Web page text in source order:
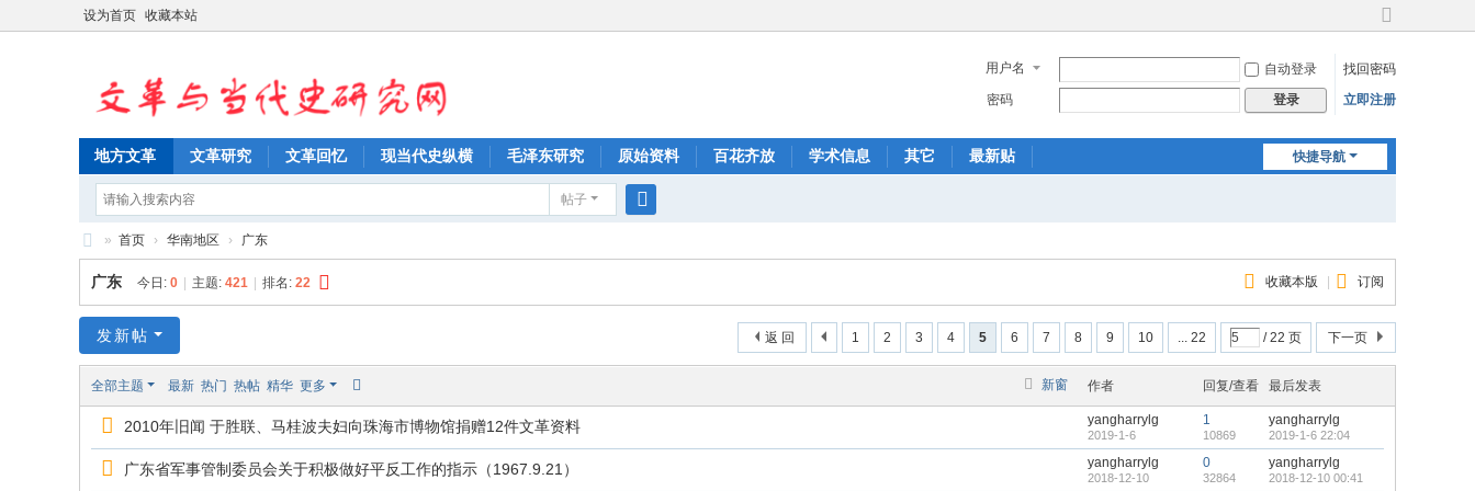
设为首页 收藏本站
切
到
宽
用户名 自动登录
找回密码
密码
登录 立即注册
快捷导航
地方文革 文革研究 文革回忆 现当代史纵横 毛泽东研究 原始资料 百花齐放 学术信息 其它 最新贴
帖子
索
文
革
当
» 首页 › 华南地区 › 广东
收藏本版 订阅
广东 今日: 0 主题: 421 排名: 22
1 2 3 4 5 6 7 8 9 10 ... 22 / 22 页 下一页
返 回
发新帖
新窗
全部主题 最新 热门 热帖 精华 更多 作者 回复/查看 最后发表
2010年旧闻 于胜联、马桂波夫妇向珠海市博物馆捐赠12件文革资料 yangharrylg
2019-1-6
1
10869
yangharrylg
2019-1-6 22:04
广东省军事管制委员会关于积极做好平反工作的指示（1967.9.21） yangharrylg
2018-12-10
0
32864
yangharrylg
2018-12-10 00:41